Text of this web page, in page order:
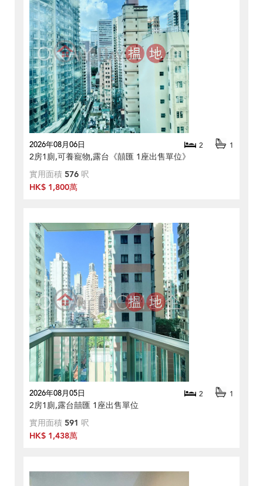
2026年08月06日 2 1
2房1廁,可養寵物,露台《囍匯 1座出售單位》
實用面積 576 呎
HK$ 1,800萬
2026年08月05日 2 1
2房1廁,露台囍匯 1座出售單位
實用面積 591 呎
HK$ 1,438萬